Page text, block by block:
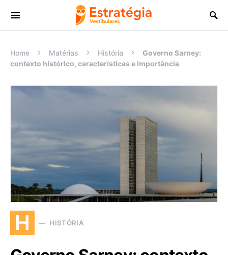
Procurar:
Home Matérias História
Governo Sarney:
contexto histórico, características e importância
H HISTÓRIA